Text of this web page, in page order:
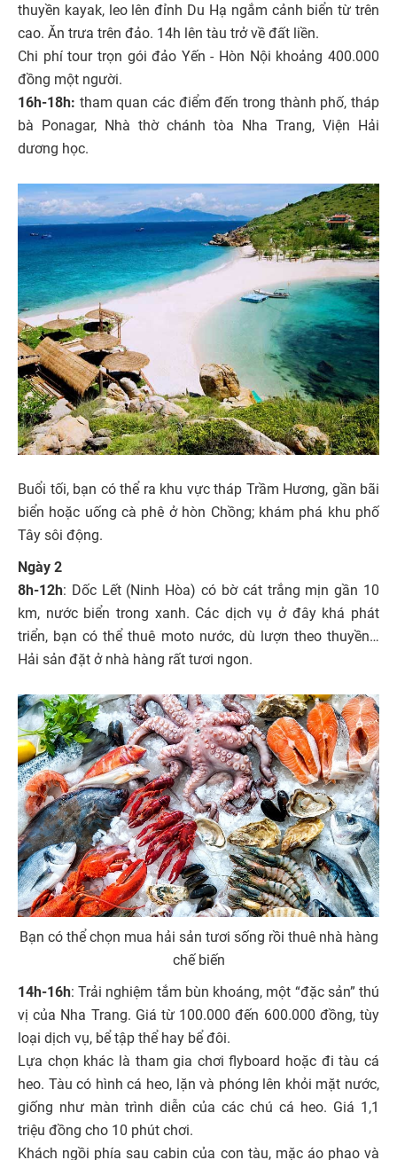
thuyền kayak, leo lên đỉnh Du Hạ ngắm cảnh biển từ trên
cao. Ăn trưa trên đảo. 14h lên tàu trở về đất liền.
Chi phí tour trọn gói đảo Yến - Hòn Nội khoảng 400.000
đồng một người.
16h-18h: tham quan các điểm đến trong thành phố, tháp
bà Ponagar, Nhà thờ chánh tòa Nha Trang, Viện Hải
dương học.
Buổi tối, bạn có thể ra khu vực tháp Trầm Hương, gần bãi
biển hoặc uống cà phê ở hòn Chồng; khám phá khu phố
Tây sôi động.
Ngày 2
8h-12h: Dốc Lết (Ninh Hòa) có bờ cát trắng mịn gần 10
km, nước biển trong xanh. Các dịch vụ ở đây khá phát
triển, bạn có thể thuê moto nước, dù lượn theo thuyền…
Hải sản đặt ở nhà hàng rất tươi ngon.
Bạn có thể chọn mua hải sản tươi sống rồi thuê nhà hàng
chế biến
14h-16h: Trải nghiệm tắm bùn khoáng, một “đặc sản” thú
vị của Nha Trang. Giá từ 100.000 đến 600.000 đồng, tùy
loại dịch vụ, bể tập thể hay bể đôi.
Lựa chọn khác là tham gia chơi flyboard hoặc đi tàu cá
heo. Tàu có hình cá heo, lặn và phóng lên khỏi mặt nước,
giống như màn trình diễn của các chú cá heo. Giá 1,1
triệu đồng cho 10 phút chơi.
Khách ngồi phía sau cabin của con tàu, mặc áo phao và